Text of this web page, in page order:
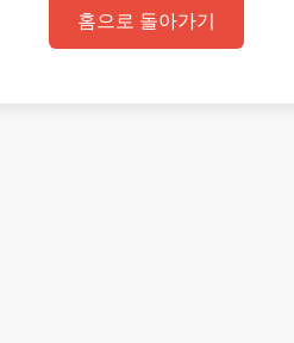
홈으로 돌아가기